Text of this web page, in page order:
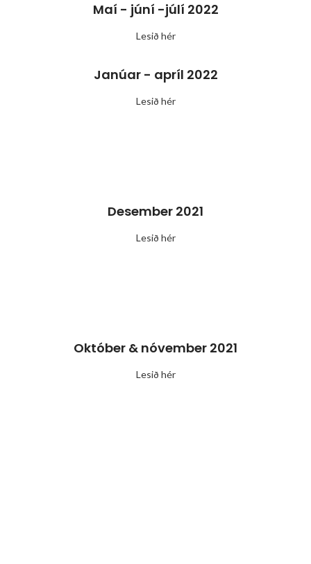
Maí - júní -júlí 2022
Lesið hér
Janúar - apríl 2022
Lesið hér
Desember 2021
Lesið hér
Október & nóvember 2021
Lesið hér